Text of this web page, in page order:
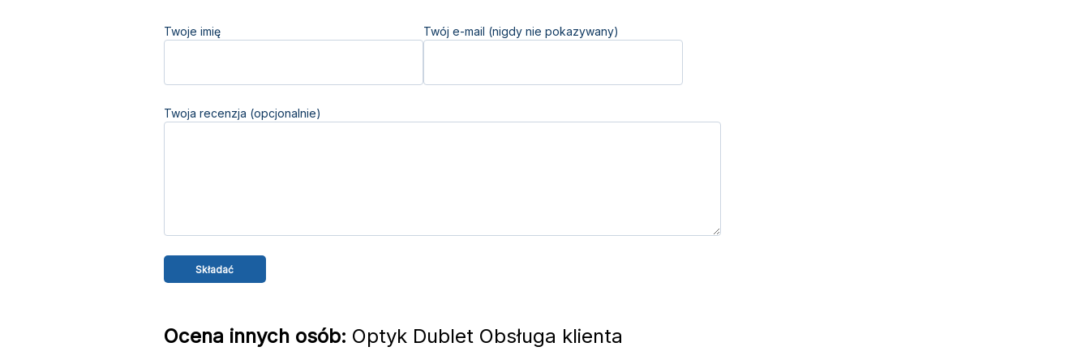
Twoje imię Twój e-mail (nigdy nie pokazywany)
Twoja recenzja (opcjonalnie)
Ocena innych osób: Optyk Dublet Obsługa klienta